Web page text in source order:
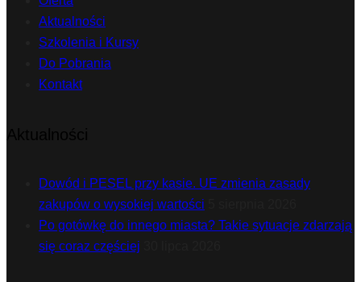
Aktualności
Szkolenia i Kursy
Do Pobrania
Kontakt
Dowód i PESEL przy kasie. UE zmienia zasady
zakupów o wysokiej wartości
Po gotówkę do innego miasta? Takie sytuacje zdarzają
się coraz częściej